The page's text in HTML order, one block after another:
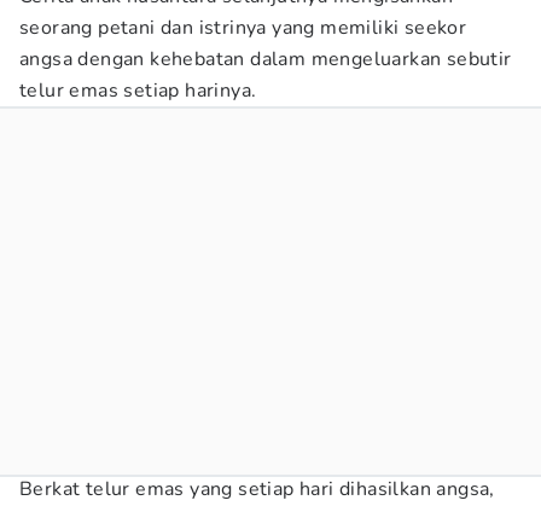
seorang petani dan istrinya yang memiliki seekor
angsa dengan kehebatan dalam mengeluarkan sebutir
telur emas setiap harinya.
Berkat telur emas yang setiap hari dihasilkan angsa,